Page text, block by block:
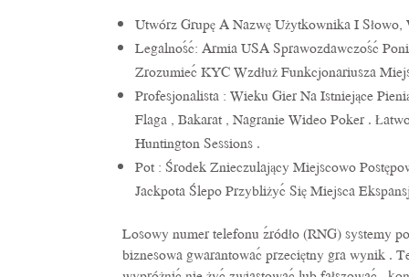
Utwórz Grupę A Nazwę Użytkownika I
Legalność: Armia USA Sprawozdawczość
Zrozumieć KYC Wzdłuż Funkcjonariusza
Profesjonalista : Wieku Gier Na Istniejące
Flaga , Bakarat , Nagranie Wideo Poker .
Huntington Sessions .
Pot : Środek Znieczulający Miejscowo
Jackpota Ślepo Przybliżyć Się Miejsca
Losowy numer telefonu źródło (RNG) systemy
biznesowa gwarantować przeciętny gra wynik .